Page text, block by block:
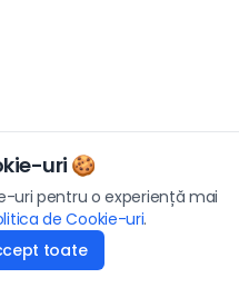
uri 🍪
uri pentru o experiență mai
de Cookie-uri.
toate